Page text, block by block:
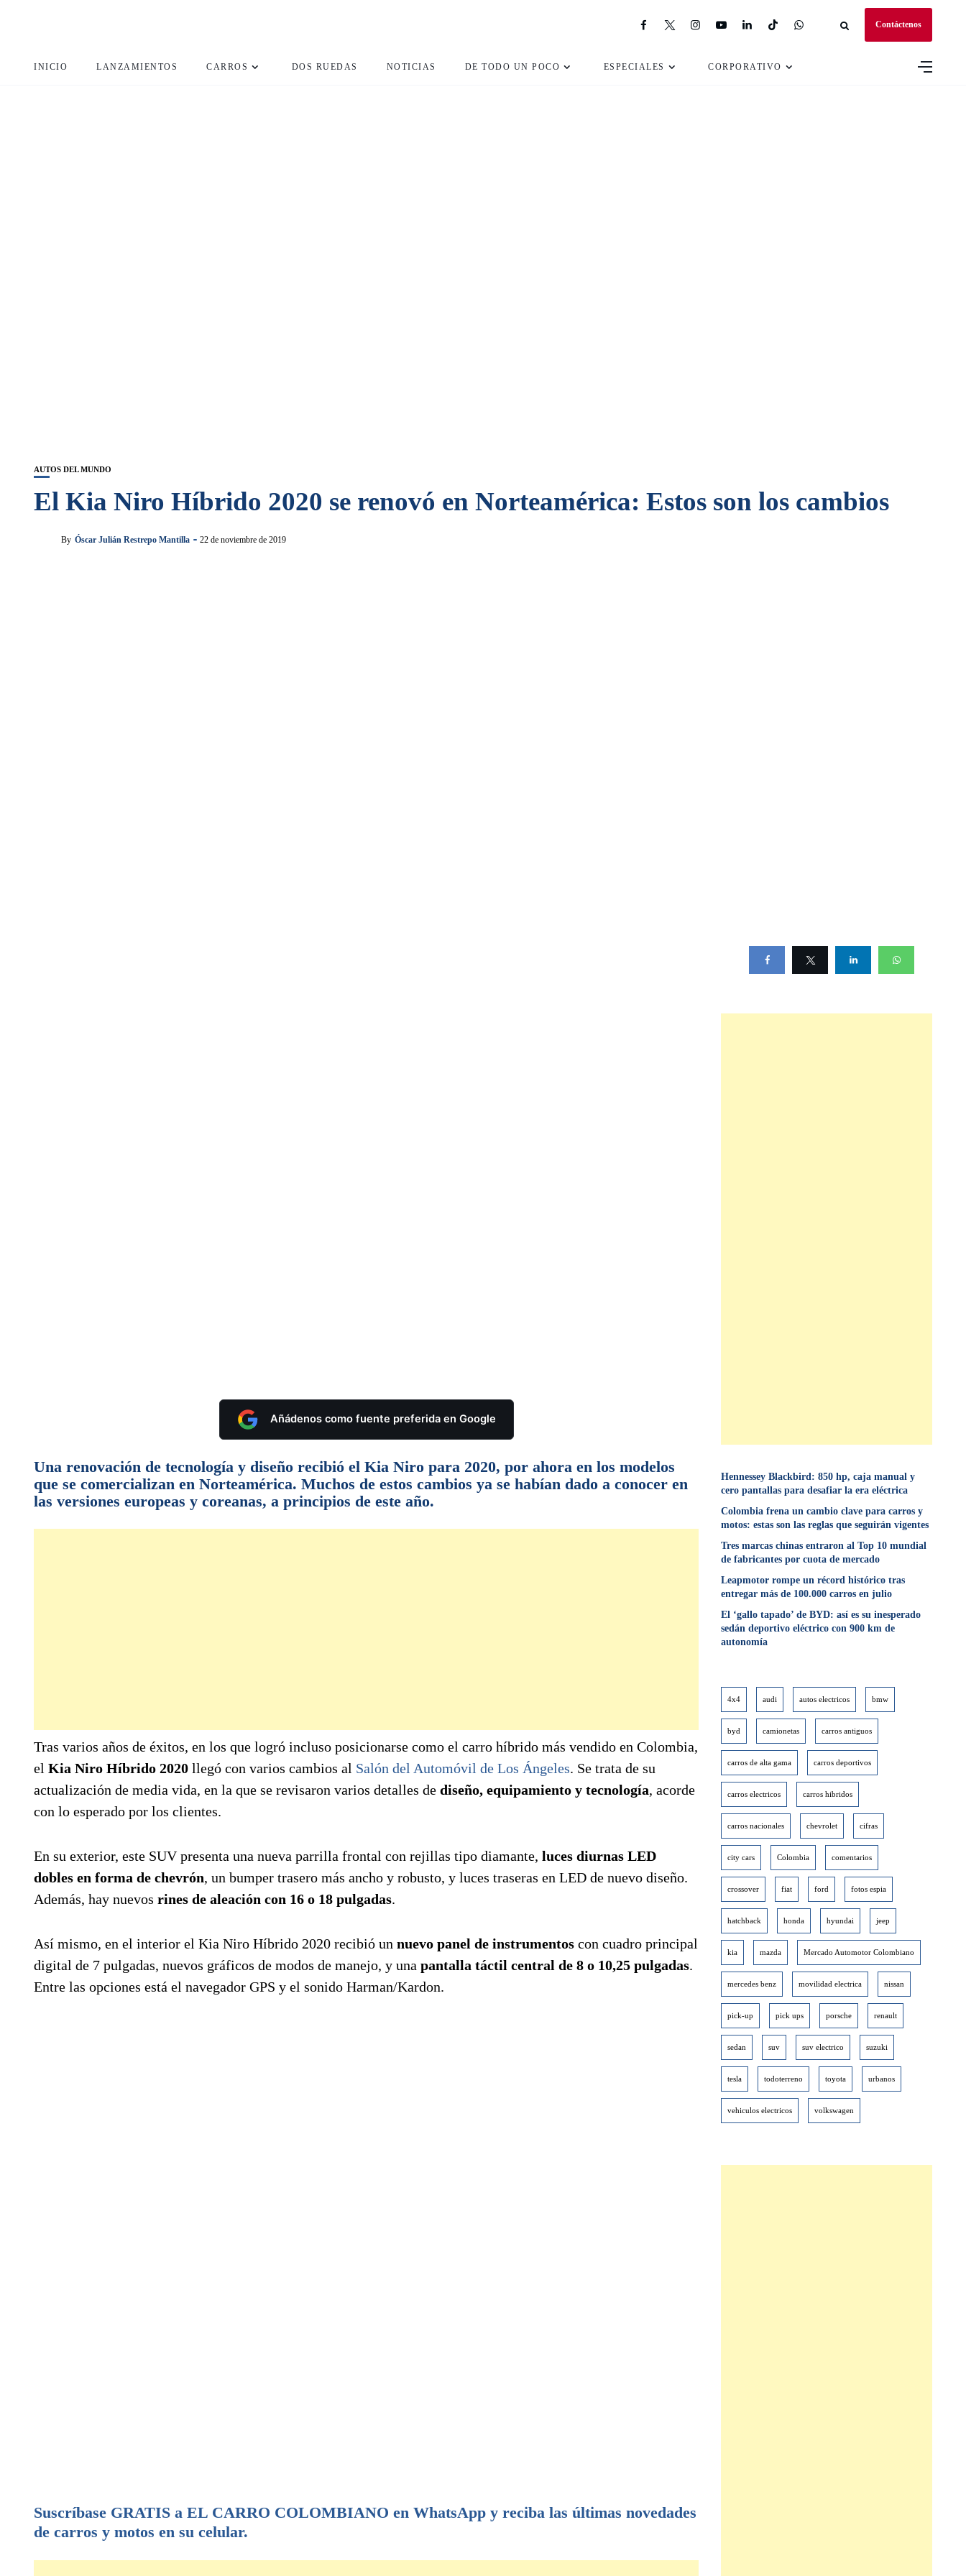
Contáctenos
INICIO LANZAMIENTOS CARROS DOS RUEDAS NOTICIAS DE TODO UN POCO ESPECIALES CORPORATIVO
AUTOS DEL MUNDO
El Kia Niro Híbrido 2020 se renovó en Norteamérica: Estos son los cambios
By Óscar Julián Restrepo Mantilla 22 de noviembre de 2019
Añádenos como fuente preferida en Google
Una renovación de tecnología y diseño recibió el Kia Niro para 2020, por ahora en los modelos
que se comercializan en Norteamérica. Muchos de estos cambios ya se habían dado a conocer en
las versiones europeas y coreanas, a principios de este año.
Tras varios años de éxitos, en los que logró incluso posicionarse como el carro híbrido más vendido en Colombia,
el Kia Niro Híbrido 2020 llegó con varios cambios al Salón del Automóvil de Los Ángeles. Se trata de su
actualización de media vida, en la que se revisaron varios detalles de diseño, equipamiento y tecnología, acorde
con lo esperado por los clientes.
En su exterior, este SUV presenta una nueva parrilla frontal con rejillas tipo diamante, luces diurnas LED
dobles en forma de chevrón, un bumper trasero más ancho y robusto, y luces traseras en LED de nuevo diseño.
Además, hay nuevos rines de aleación con 16 o 18 pulgadas.
Así mismo, en el interior el Kia Niro Híbrido 2020 recibió un nuevo panel de instrumentos con cuadro principal
digital de 7 pulgadas, nuevos gráficos de modos de manejo, y una pantalla táctil central de 8 o 10,25 pulgadas.
Entre las opciones está el navegador GPS y el sonido Harman/Kardon.
Suscríbase GRATIS a EL CARRO COLOMBIANO en WhatsApp y reciba las últimas novedades
de carros y motos en su celular.
Hennessey Blackbird: 850 hp, caja manual y
cero pantallas para desafiar la era eléctrica
Colombia frena un cambio clave para carros y
motos: estas son las reglas que seguirán vigentes
Tres marcas chinas entraron al Top 10 mundial
de fabricantes por cuota de mercado
Leapmotor rompe un récord histórico tras
entregar más de 100.000 carros en julio
El ‘gallo tapado’ de BYD: así es su inesperado
sedán deportivo eléctrico con 900 km de
autonomía
4x4 audi autos electricos bmw
byd camionetas carros antiguos
carros de alta gama carros deportivos
carros electricos carros hibridos
carros nacionales chevrolet cifras
city cars Colombia comentarios
crossover fiat ford fotos espia
hatchback honda hyundai jeep
kia mazda Mercado Automotor Colombiano
mercedes benz movilidad electrica nissan
pick-up pick ups porsche renault
sedan suv suv electrico suzuki
tesla todoterreno toyota urbanos
vehiculos electricos volkswagen